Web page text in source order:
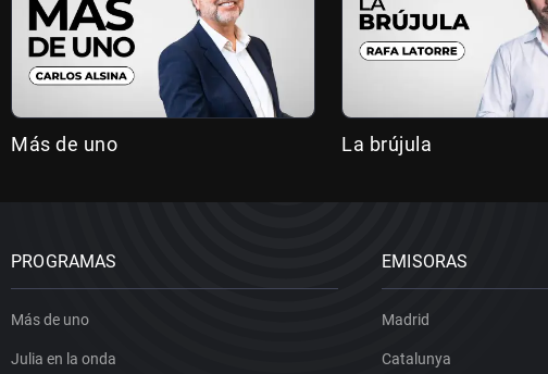
Más de uno La brújula
PROGRAMAS
Más de uno
Julia en la onda
EMISORAS
Madrid
Catalunya